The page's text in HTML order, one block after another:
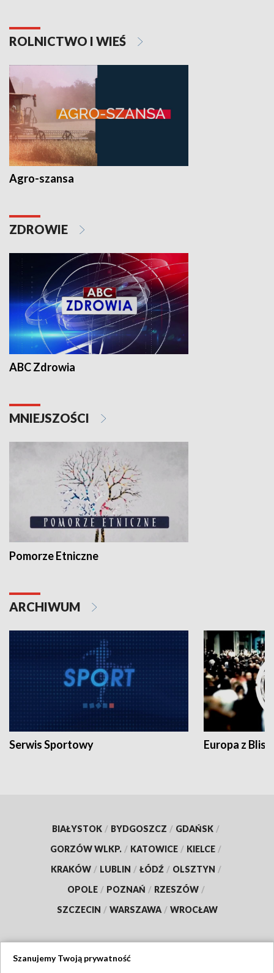
ROLNICTWO I WIEŚ
Agro-szansa
ZDROWIE
ABC Zdrowia
MNIEJSZOŚCI
Pomorze Etniczne
ARCHIWUM
Serwis Sportowy Europa z
BIAŁYSTOK / BYDGOSZCZ / GDAŃSK /
GORZÓW WLKP. / KATOWICE / KIELCE /
KRAKÓW / LUBLIN / ŁÓDŹ / OLSZTYN /
OPOLE / POZNAŃ / RZESZÓW /
SZCZECIN / WARSZAWA / WROCŁAW
Szanujemy Twoją prywatność